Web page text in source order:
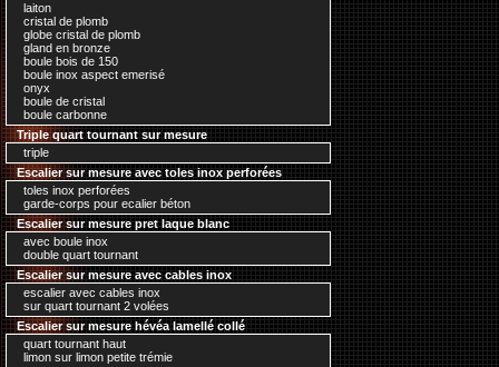
laiton
cristal de plomb
globe cristal de plomb
gland en bronze
boule bois de 150
boule inox aspect emerisé
onyx
boule de cristal
boule carbonne
Triple quart tournant sur mesure
triple
Escalier sur mesure avec toles inox perforées
toles inox perforées
garde-corps pour ecalier béton
Escalier sur mesure pret laque blanc
avec boule inox
double quart tournant
Escalier sur mesure avec cables inox
escalier avec cables inox
sur quart tournant 2 volées
Escalier sur mesure hévéa lamellé collé
quart tournant haut
limon sur limon petite trémie